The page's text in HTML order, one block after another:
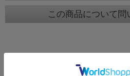
この商品について問